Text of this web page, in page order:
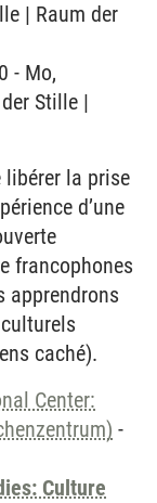
| Raum der
- Mo,
Stille |
libérer la prise
d’une
francophones
apprendrons
caché).
Center:
-
Culture